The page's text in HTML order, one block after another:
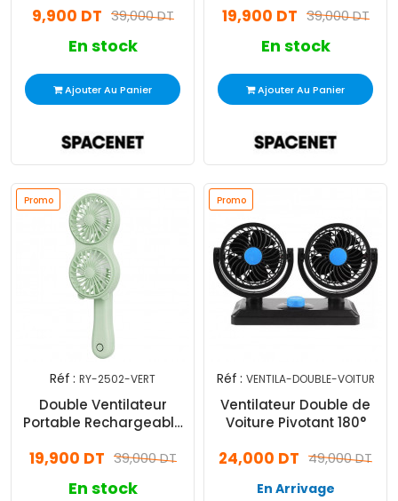
39,000 DT
9,900 DT
En stock
Ajouter Au Panier
39,000 DT
19,900 DT
En stock
Ajouter Au Panier
Promo
Réf : RY-2502-VERT
Double Ventilateur
Portable Rechargeable
39,000 DT
19,900 DT
En stock
Promo
Réf : VENTILA-DOUBLE-VOITUR
Ventilateur Double de
Voiture Pivotant 180°
49,000 DT
24,000 DT
En Arrivage